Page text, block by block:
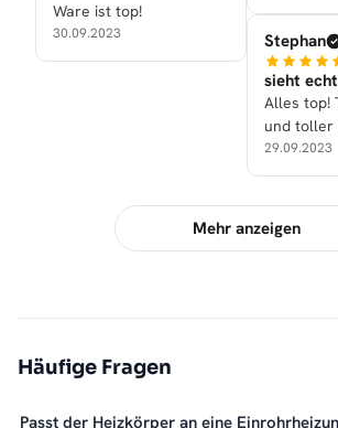
Ware ist top!
30.09.2023
Stephan
sieht
Alles top!
und toller
29.09.2023
Mehr anzeigen
Häufige Fragen
Passt der Heizkörper an eine